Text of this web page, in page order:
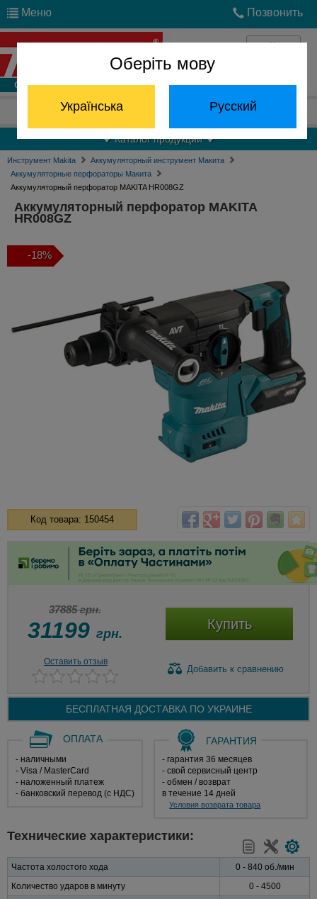
Оберіть мову
Українська Русский
Меню Позвонить
Войти
Отдел запчастей: (068) 824-24-24
Каталог продукции
Инструмент Makita
Аккумуляторный инструмент Макита
Аккумуляторные перфораторы Макита
Аккумуляторный перфоратор MAKITA HR008GZ
Аккумуляторный перфоратор MAKITA
HR008GZ
-18%
Код товара: 150454
37885 грн.
31199 грн.
Купить
Оставить отзыв
Добавить к сравнению
БЕСПЛАТНАЯ ДОСТАВКА ПО УКРАИНЕ
ОПЛАТА
- наличными
- Visa / MasterCard
- наложенный платеж
- банковский перевод (с НДС)
ГАРАНТИЯ
- гарантия 36 месяцев
- свой сервисный центр
- обмен / возврат
в течение 14 дней
Условия возврата товара
Технические характеристики:
Частота холостого хода
0 - 840 об./мин
Количество ударов в минуту
0 - 4500